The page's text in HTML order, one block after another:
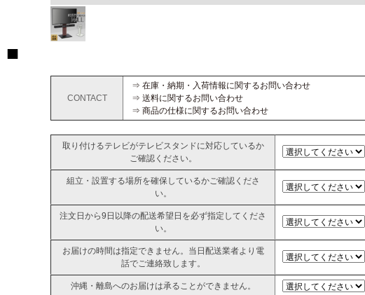
CONTACT
⇒ 在庫・納期・入荷情報に関するお問い合わせ
⇒ 送料に関するお問い合わせ
⇒ 商品の仕様に関するお問い合わせ
取り付けるテレビがテレビスタンドに対応しているか
ご確認ください。
組立・設置する場所を確保しているかご確認くださ
い。
注文日から9日以降の配送希望日を必ず指定してくださ
い。
お届けの時間は指定できません。当日配送業者より電
話でご連絡致します。
沖縄・離島へのお届けは承ることができません。